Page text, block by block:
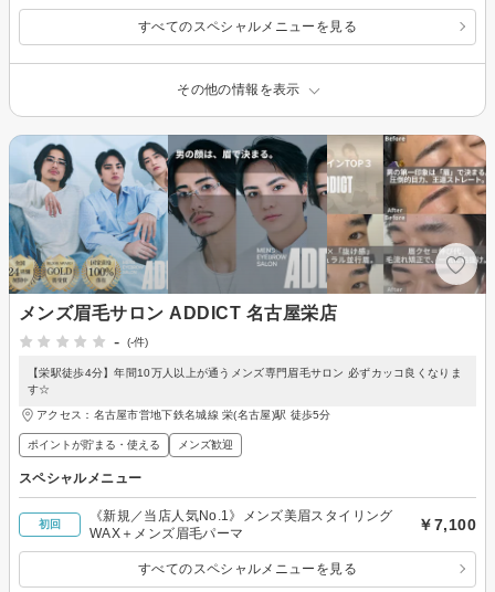
すべてのスペシャルメニューを見る
その他の情報を表示
メンズ眉毛サロン ADDICT 名古屋栄店
-
(-件)
【栄駅徒歩4分】年間10万人以上が通うメンズ専門眉毛サロン 必ずカッコ良くなりま
す☆
アクセス：名古屋市営地下鉄名城線 栄(名古屋)駅 徒歩5分
ポイントが貯まる・使える メンズ歓迎
スペシャルメニュー
初回
《新規／当店人気No.1》メンズ美眉スタイリング
WAX＋メンズ眉毛パーマ
￥7,100
すべてのスペシャルメニューを見る